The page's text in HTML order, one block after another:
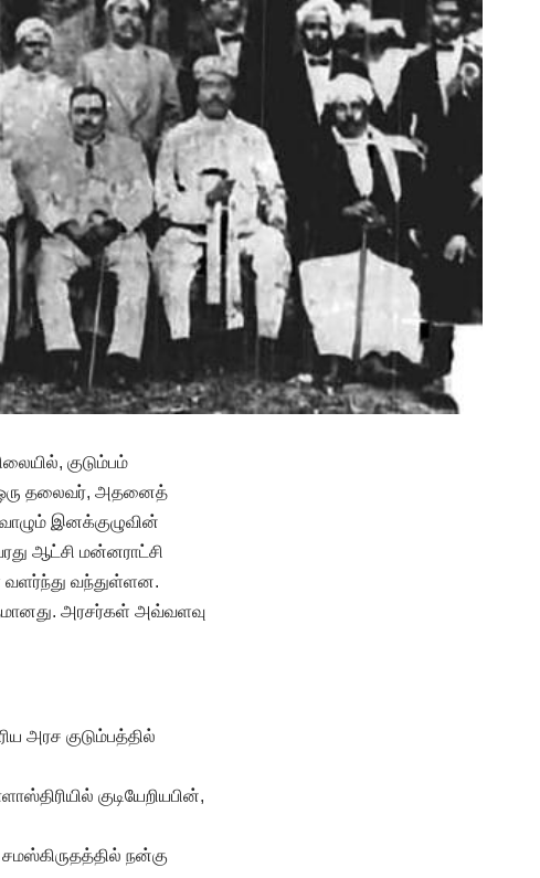
குடும்பம்
ஒரு தலைவர், அதனைத்
வாழும் இனக்குழுவின்
ஆட்சி மன்னராட்சி
வந்துள்ளன.
அரசர்கள் அவ்வளவு
அரச குடும்பத்தில்
குடியேறியபின்,
நன்கு